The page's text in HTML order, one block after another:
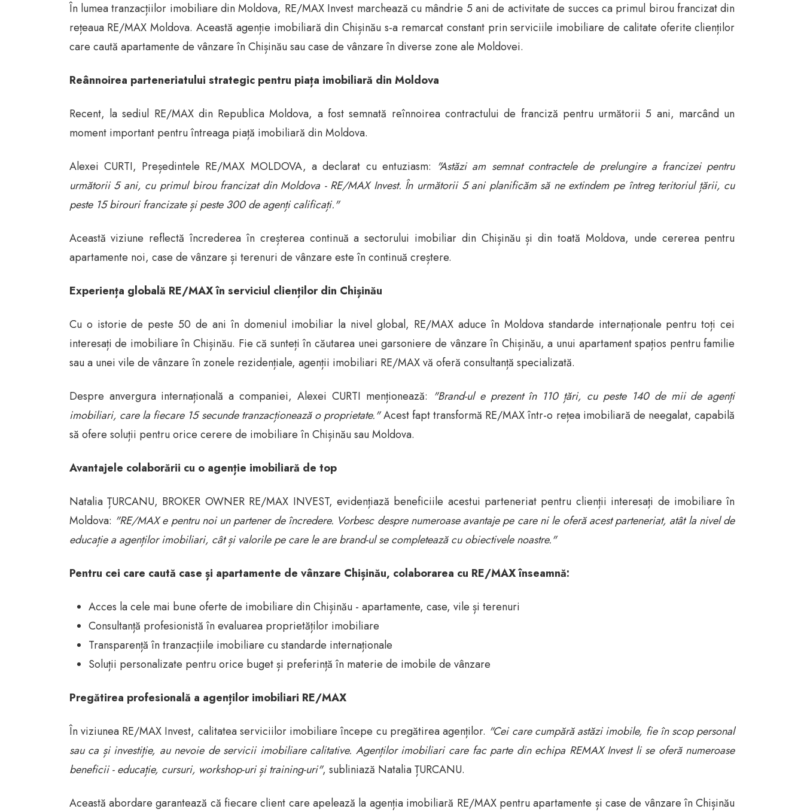
În lumea tranzacțiilor imobiliare din Moldova, RE/MAX Invest marchează cu mândrie 5 ani de activitate de succes ca primul birou francizat din
rețeaua RE/MAX Moldova. Această agenție imobiliară din Chișinău s-a remarcat constant prin serviciile imobiliare de calitate oferite clienților
care caută apartamente de vânzare în Chișinău sau case de vânzare în diverse zone ale Moldovei.
Reânnoirea parteneriatului strategic pentru piața imobiliară din Moldova
Recent, la sediul RE/MAX din Republica Moldova, a fost semnată reînnoirea contractului de franciză pentru următorii 5 ani, marcând un
moment important pentru întreaga piață imobiliară din Moldova.
Alexei CURTI, Președintele RE/MAX MOLDOVA, a declarat cu entuziasm: "Astăzi am semnat contractele de prelungire a francizei pentru
următorii 5 ani, cu primul birou francizat din Moldova - RE/MAX Invest. În următorii 5 ani planificăm să ne extindem pe întreg teritoriul țării, cu
peste 15 birouri francizate și peste 300 de agenți calificați."
Această viziune reflectă încrederea în creșterea continuă a sectorului imobiliar din Chișinău și din toată Moldova, unde cererea pentru
apartamente noi, case de vânzare și terenuri de vânzare este în continuă creștere.
Experiența globală RE/MAX în serviciul clienților din Chișinău
Cu o istorie de peste 50 de ani în domeniul imobiliar la nivel global, RE/MAX aduce în Moldova standarde internaționale pentru toți cei
interesați de imobiliare în Chișinău. Fie că sunteți în căutarea unei garsoniere de vânzare în Chișinău, a unui apartament spațios pentru familie
sau a unei vile de vânzare în zonele rezidențiale, agenții imobiliari RE/MAX vă oferă consultanță specializată.
Despre anvergura internațională a companiei, Alexei CURTI menționează: "Brand-ul e prezent în 110 țări, cu peste 140 de mii de agenți
imobiliari, care la fiecare 15 secunde tranzacționează o proprietate."Acest fapt transformă RE/MAX într-o rețea imobiliară de neegalat, capabilă
să ofere soluții pentru orice cerere de imobiliare în Chișinău sau Moldova.
Avantajele colaborării cu o agenție imobiliară de top
Natalia ȚURCANU, BROKER OWNER RE/MAX INVEST, evidențiază beneficiile acestui parteneriat pentru clienții interesați de imobiliare în
Moldova: "RE/MAX e pentru noi un partener de încredere. Vorbesc despre numeroase avantaje pe care ni le oferă acest parteneriat, atât la nivel de
educație a agenților imobiliari, cât și valorile pe care le are brand-ul se completează cu obiectivele noastre."
Pentru cei care caută case și apartamente de vânzare Chișinău, colaborarea cu RE/MAX înseamnă:
Acces la cele mai bune oferte de imobiliare din Chișinău - apartamente, case, vile și terenuri
Consultanță profesionistă în evaluarea proprietăților imobiliare
Transparență în tranzacțiile imobiliare cu standarde internaționale
Soluții personalizate pentru orice buget și preferință în materie de imobile de vânzare
Pregătirea profesională a agenților imobiliari RE/MAX
În viziunea RE/MAX Invest, calitatea serviciilor imobiliare începe cu pregătirea agenților. "Cei care cumpără astăzi imobile, fie în scop personal
sau ca și investiție, au nevoie de servicii imobiliare calitative. Agenților imobiliari care fac parte din echipa REMAX Invest li se oferă numeroase
beneficii - educație, cursuri, workshop-uri și training-uri", subliniază Natalia ȚURCANU.
Această abordare garantează că fiecare client care apelează la agenția imobiliară RE/MAX pentru apartamente și case de vânzare în Chișinău